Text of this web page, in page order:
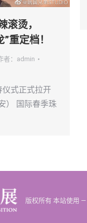
滚烫，
重定档！
者： admin
式正式拉开
） 国际春季珠
版权所有 本站使用 —